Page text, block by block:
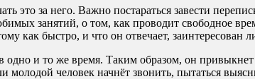
это за него. Важно постараться завести
занятий, о том, как проводит свободное
как быстро, и что он отвечает, заинтересован
одно и то же время. Таким образом, он
человек начнёт звонить, пытаться